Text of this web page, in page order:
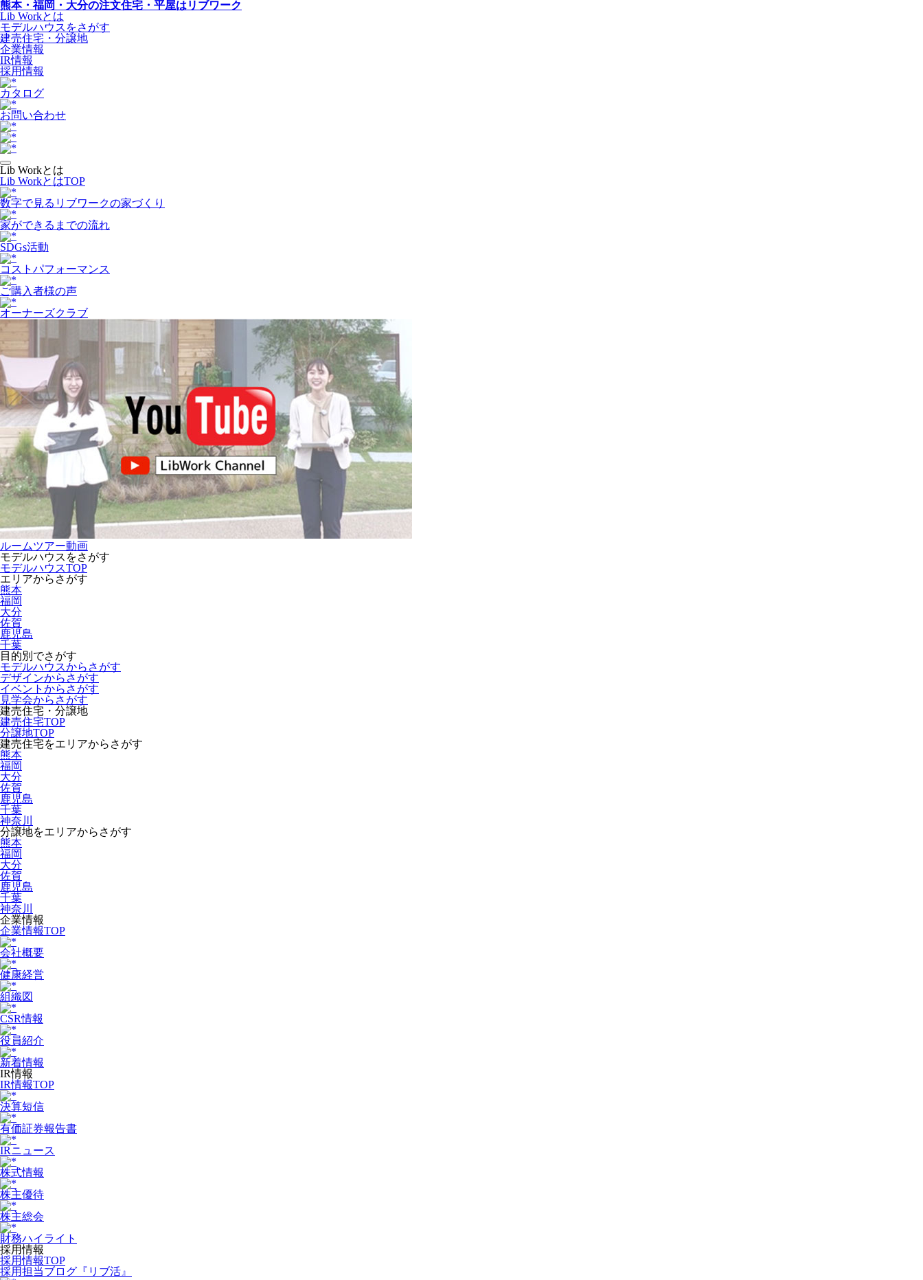
熊本・福岡・大分の注文住宅・平屋はリブワーク
Lib Workとは
モデルハウスをさがす
建売住宅・分譲地
企業情報
IR情報
採用情報
カタログ
お問い合わせ
Lib Workとは
Lib WorkとはTOP
数字で⾒るリブワークの家づくり
家ができるまでの流れ
SDGs活動
コストパフォーマンス
ご購入者様の声
オーナーズクラブ
ルームツアー動画
モデルハウスをさがす
モデルハウスTOP
エリアからさがす
熊本
福岡
大分
佐賀
鹿児島
千葉
目的別でさがす
モデルハウスからさがす
デザインからさがす
イベントからさがす
見学会からさがす
建売住宅・分譲地
建売住宅TOP
分譲地TOP
建売住宅をエリアからさがす
熊本
福岡
大分
佐賀
鹿児島
千葉
神奈川
分譲地をエリアからさがす
熊本
福岡
大分
佐賀
鹿児島
千葉
神奈川
企業情報
企業情報TOP
会社概要
健康経営
組織図
CSR情報
役員紹介
新着情報
IR情報
IR情報TOP
決算短信
有価証券報告書
IRニュース
株式情報
株主優待
株主総会
財務ハイライト
採用情報
採用情報TOP
採用担当ブログ『リブ活』